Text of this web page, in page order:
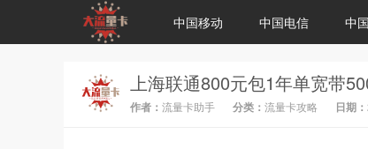
中国移动 中国电信 中
作者： 流量卡助手 分类： 流量卡攻略 日期：